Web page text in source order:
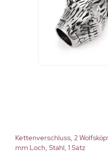
Kettenverschluss, 2
mm Loch, Stahl, 1 Satz